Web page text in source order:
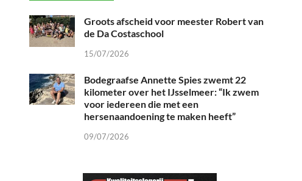
Groots afscheid voor meester Robert van
de Da Costaschool
15/07/2026
Bodegraafse Annette Spies zwemt 22
kilometer over het IJsselmeer: “Ik zwem
voor iedereen die met een
hersenaandoening te maken heeft”
09/07/2026